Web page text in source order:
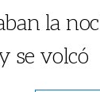
la
se volcó